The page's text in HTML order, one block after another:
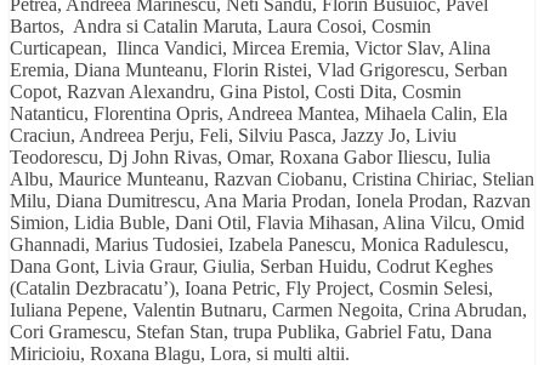
Bartos, Andra si Catalin Maruta, Laura Cosoi, Cosmin
Curticapean, Ilinca Vandici, Mircea Eremia, Victor Slav, Alina
Eremia, Diana Munteanu, Florin Ristei, Vlad Grigorescu, Serban
Copot, Razvan Alexandru, Gina Pistol, Costi Dita, Cosmin
Natanticu, Florentina Opris, Andreea Mantea, Mihaela Calin, Ela
Craciun, Andreea Perju, Feli, Silviu Pasca, Jazzy Jo, Liviu
Teodorescu, Dj John Rivas, Omar, Roxana Gabor Iliescu, Iulia
Albu, Maurice Munteanu, Razvan Ciobanu, Cristina Chiriac, Stelian
Milu, Diana Dumitrescu, Ana Maria Prodan, Ionela Prodan, Razvan
Simion, Lidia Buble, Dani Otil, Flavia Mihasan, Alina Vilcu, Omid
Ghannadi, Marius Tudosiei, Izabela Panescu, Monica Radulescu,
Dana Gont, Livia Graur, Giulia, Serban Huidu, Codrut Keghes
(Catalin Dezbracatu’), Ioana Petric, Fly Project, Cosmin Selesi,
Iuliana Pepene, Valentin Butnaru, Carmen Negoita, Crina Abrudan,
Cori Gramescu, Stefan Stan, trupa Publika, Gabriel Fatu, Dana
Miricioiu, Roxana Blagu, Lora, si multi altii.